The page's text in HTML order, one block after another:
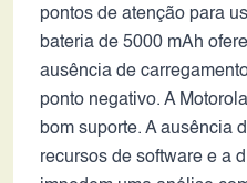
pontos de atenção para
bateria de 5000 mAh
ausência de
ponto negativo. A
bom suporte. A ausência
recursos de software e a